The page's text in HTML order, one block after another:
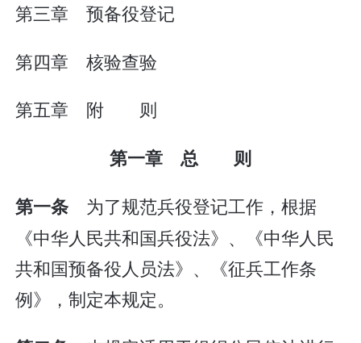
第三章 预备役登记
第四章 核验查验
第五章 附 则
第一章 总 则
第一条 为了规范兵役登记工作，根据
《中华人民共和国兵役法》、《中华人民
共和国预备役人员法》、《征兵工作条
例》，制定本规定。